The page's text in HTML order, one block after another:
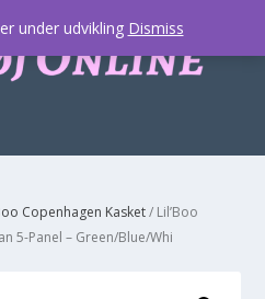
Copenhagen Kasket/ Lil’Boo
5-Panel – Green/Blue/Whi
under udvikling Dismiss